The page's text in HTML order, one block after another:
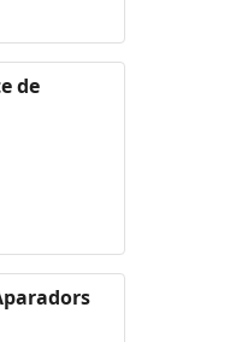
de